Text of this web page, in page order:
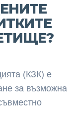
(КЗК) е
за възможна